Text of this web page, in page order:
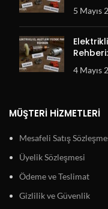
5 Mayıs
4 Mayıs
MÜŞTERI HIZMETLERI
Mesafeli Satış
Üyelik Sözleşmesi
Ödeme ve Teslimat
Gizlilik ve Güvenlik